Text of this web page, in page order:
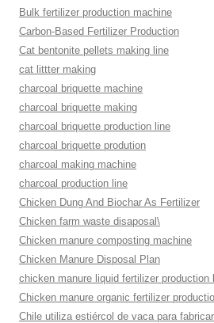
Bulk fertilizer production machine
Carbon-Based Fertilizer Production
Cat bentonite pellets making line
cat littter making
charcoal briquette machine
charcoal briquette making
charcoal briquette production line
charcoal briquette prodution
charcoal making machine
charcoal production line
Chicken Dung And Biochar As Fertilizer
Chicken farm waste disaposal\
Chicken manure composting machine
Chicken Manure Disposal Plan
chicken manure liquid fertilizer production
Chicken manure organic fertilizer
Chile utiliza estiércol de vaca para